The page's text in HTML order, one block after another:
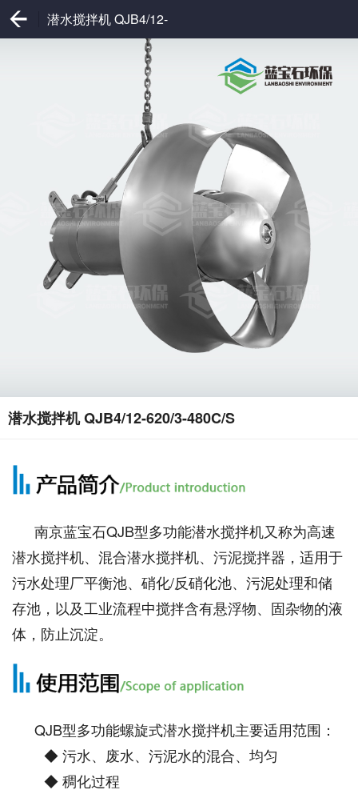
潜水搅拌机 QJB4/12-
620/3-480C/S
潜水搅拌机 QJB4/12-620/3-480C/S
南京蓝宝石QJB型多功能潜水搅拌机又称为高速
潜水搅拌机、混合潜水搅拌机、污泥搅拌器，适用于
污水处理厂平衡池、硝化/反硝化池、污泥处理和储
存池，以及工业流程中搅拌含有悬浮物、固杂物的液
体，防止沉淀。
QJB型多功能螺旋式潜水搅拌机主要适用范围：
◆ 污水、废水、污泥水的混合、均匀
◆ 稠化过程